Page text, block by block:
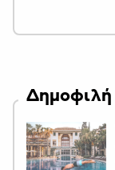
Δημοφιλή